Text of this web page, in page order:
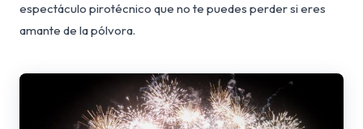
espectáculo pirotécnico que no te puedes perder si eres
amante de la pólvora.